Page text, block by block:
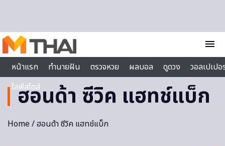
menu
หน้าแรก
ทำนายฝัน ตรวจหวย ผลบอล ดูดวง
วอลเปเป
ไลฟ์สไตล์
ฮอนด้า ซีวิค แฮทช์แบ็ก
Home/ ฮอนด้า ซีวิค แฮทช์แบ็ก